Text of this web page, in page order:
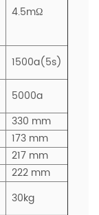
4.5mΩ
1500a(5s)
5000a
330 mm
173 mm
217 mm
222 mm
30kg